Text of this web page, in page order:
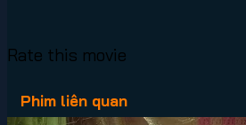
Rate this movie
Phim liên quan